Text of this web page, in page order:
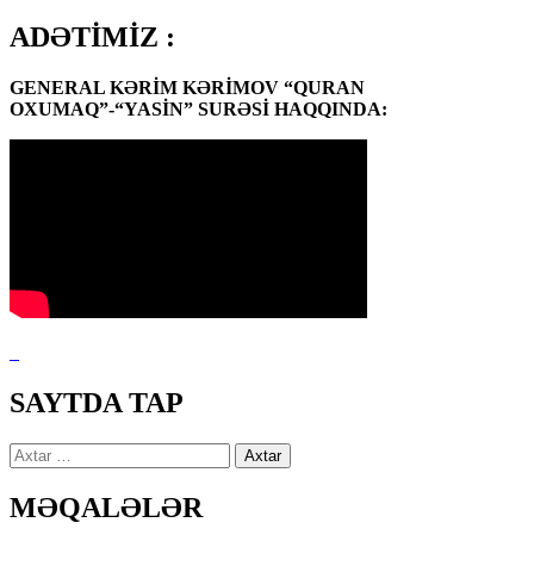
ADƏTİMİZ :
GENERAL KƏRİM KƏRİMOV “QURAN
OXUMAQ”-“YASİN” SURƏSİ HAQQINDA:
SAYTDA TAP
Axtarış:
MƏQALƏLƏR